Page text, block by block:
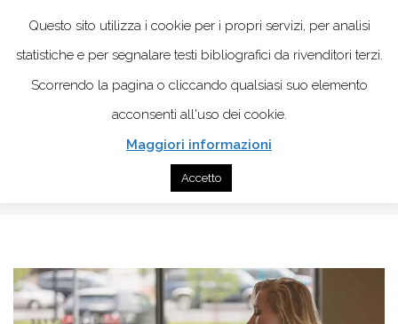
Dipendenza da smartphone: i segnali
Questo sito utilizza i cookie per i propri servizi, per analisi
statistiche e per segnalare testi bibliografici da rivenditori terzi.
Scorrendo la pagina o cliccando qualsiasi suo elemento
acconsenti all'uso dei cookie.
Maggiori informazioni
Accetto